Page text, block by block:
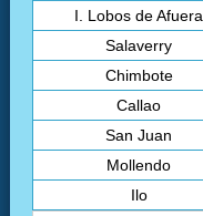
I. Lobos de Afuera
Salaverry
Chimbote
Callao
San Juan
Mollendo
Ilo